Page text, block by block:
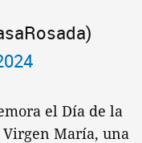
el Día de la
María, una